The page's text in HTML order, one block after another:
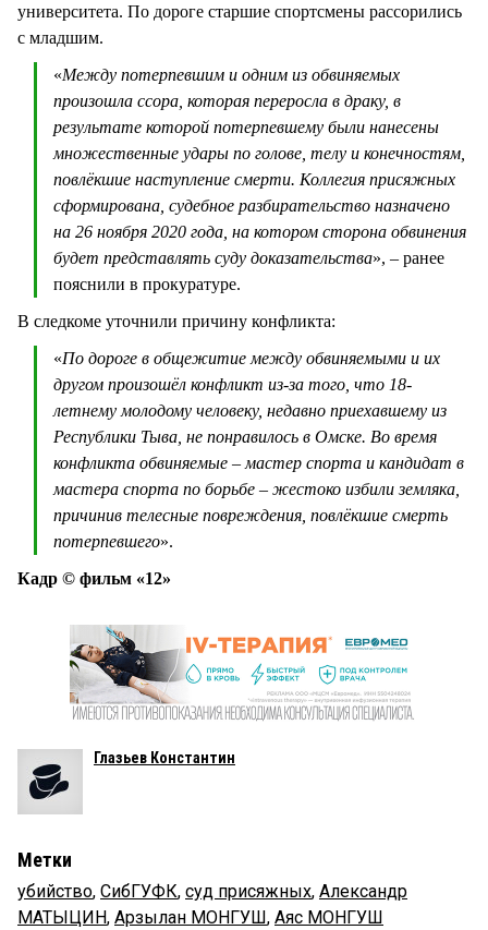
университета. По дороге старшие спортсмены рассорились
с младшим.
«Между потерпевшим и одним из обвиняемых
произошла ссора, которая переросла в драку, в
результате которой потерпевшему были нанесены
множественные удары по голове, телу и конечностям,
повлёкшие наступление смерти. Коллегия присяжных
сформирована, судебное разбирательство назначено
на 26 ноября 2020 года, на котором сторона обвинения
будет представлять суду доказательства», – ранее
пояснили в прокуратуре.
В следкоме уточнили причину конфликта:
«По дороге в общежитие между обвиняемыми и их
другом произошёл конфликт из-за того, что 18-
летнему молодому человеку, недавно приехавшему из
Республики Тыва, не понравилось в Омске. Во время
конфликта обвиняемые – мастер спорта и кандидат в
мастера спорта по борьбе – жестоко избили земляка,
причинив телесные повреждения, повлёкшие смерть
потерпевшего».
Кадр © фильм «12»
Глазьев Константин
Метки
убийство, СибГУФК, суд присяжных, Александр
МАТЫЦИН, Арзылан МОНГУШ, Аяс МОНГУШ